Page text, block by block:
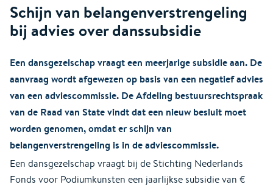
Schijn van belangenverstrengeling
bij advies over danssubsidie
Een dansgezelschap vraagt een meerjarige subsidie aan. De
aanvraag wordt afgewezen op basis van een negatief advies
van een adviescommissie. De Afdeling bestuursrechtspraak
van de Raad van State vindt dat een nieuw besluit moet
worden genomen, omdat er schijn van
belangenverstrengeling is in de adviescommissie.
Een dansgezelschap vraagt bij de Stichting Nederlands
Fonds voor Podiumkunsten een jaarlijkse subsidie van €